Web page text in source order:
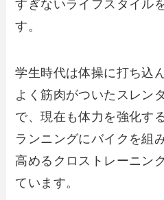
すぎないライフスタイル
す。
学生時代は体操に打ち込
よく筋肉がついたスレン
で、現在も体力を強化す
ランニングにバイクを組
高めるクロストレーニン
ています。